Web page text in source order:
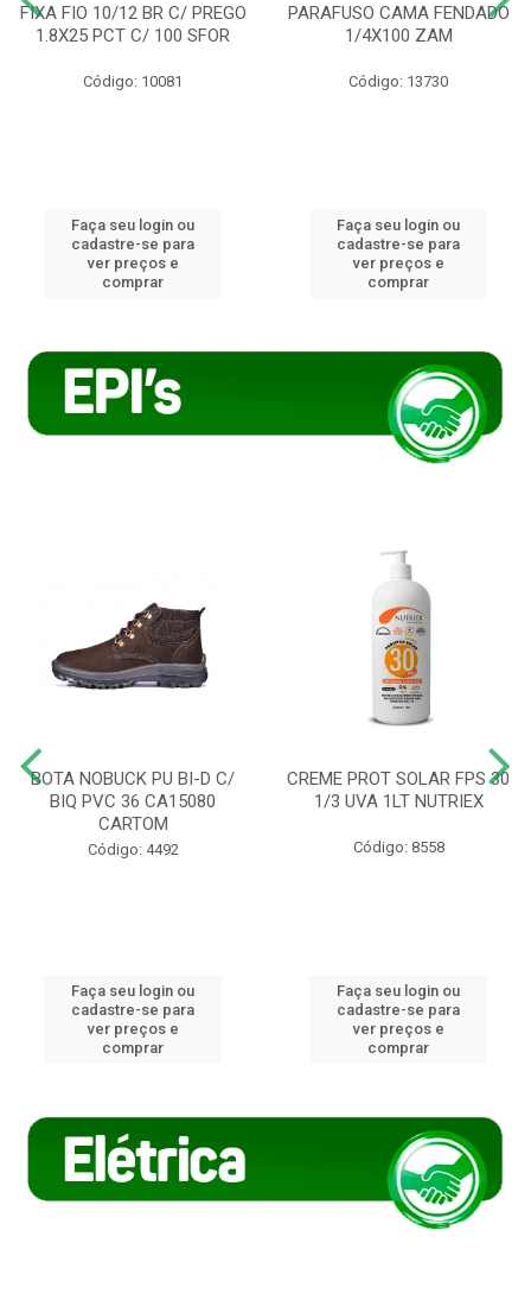
FIXA FIO 10/12 BR C/ PREGO
1.8X25 PCT C/ 100 SFOR
Código: 10081
Faça seu login ou
cadastre-se para
ver preços e
comprar
PARAFUSO CAMA FENDADO
1/4X100 ZAM
Código: 13730
Faça seu login ou
cadastre-se para
ver preços e
comprar
BOTA NOBUCK PU BI-D C/
BIQ PVC 36 CA15080
CARTOM
Código: 4492
Faça seu login ou
cadastre-se para
ver preços e
comprar
CREME PROT SOLAR FPS 30
1/3 UVA 1LT NUTRIEX
Código: 8558
Faça seu login ou
cadastre-se para
ver preços e
comprar